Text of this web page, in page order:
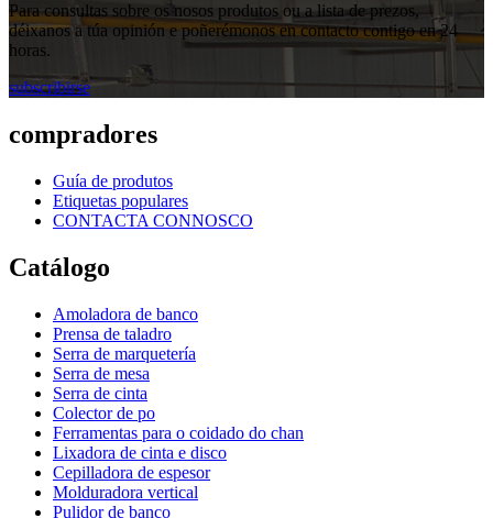
Para consultas sobre os nosos produtos ou a lista de prezos,
déixanos a túa opinión e poñerémonos en contacto contigo en 24
horas.
subscribirse
compradores
Guía de produtos
Etiquetas populares
CONTACTA CONNOSCO
Catálogo
Amoladora de banco
Prensa de taladro
Serra de marquetería
Serra de mesa
Serra de cinta
Colector de po
Ferramentas para o coidado do chan
Lixadora de cinta e disco
Cepilladora de espesor
Molduradora vertical
Pulidor de banco